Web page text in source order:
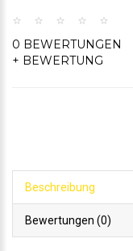
0 BEWERTUNGEN
+ BEWERTUNG
Beschreibung
Bewertungen (0)